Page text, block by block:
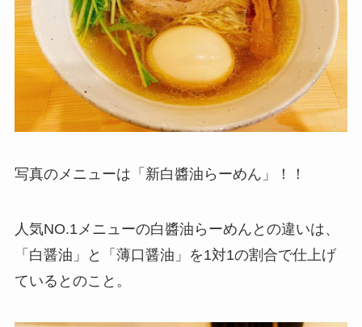
写真のメニューは「新白醬油らーめん」！！
人気NO.1メニューの白醬油らーめんとの違いは、
「白醤油」と「薄口醤油」を1対1の割合で仕上げ
ているとのこと。